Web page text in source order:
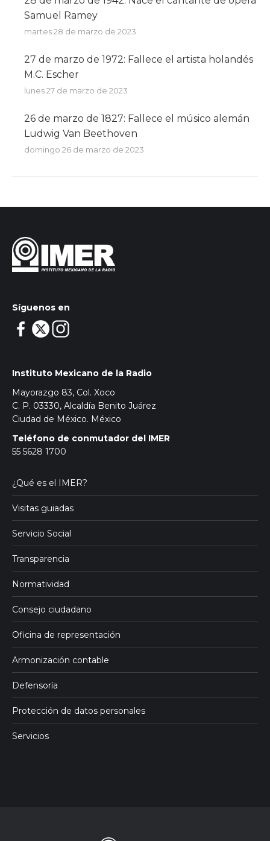
Samuel Ramey
martes 28 de marzo de 2023
27 de marzo de 1972: Fallece el artista holandés
M.C. Escher
lunes 27 de marzo de 2023
26 de marzo de 1827: Fallece el músico alemán
Ludwig Van Beethoven
domingo 26 de marzo de 2023
Síguenos en
Instituto Mexicano de la Radio
Mayorazgo 83, Col. Xoco
C. P. 03330, Alcaldía Benito Juárez
Ciudad de México. México
Teléfono de conmutador del IMER
55 5628 1700
¿Qué es el IMER?
Visitas guiadas
Servicio Social
Transparencia
Normatividad
Consejo ciudadano
Oficina de representación
Armonización contable
Defensoría
Protección de datos personales
Servicios